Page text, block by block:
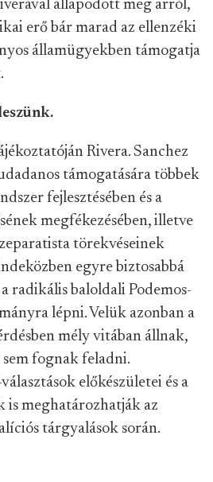
állapodott meg arról,
erő bár marad az ellenzéki
államügyekben támogatja
Rivera. Sanchez
támogatására többek
fejlesztésében és a
megfékezésében, illetve
törekvéseinek
egyre biztosabbá
radikális baloldali Podemos-
lépni. Velük azonban a
mély vitában állnak,
fognak feladni.
előkészületei és a
is meghatározhatják az
tárgyalások során.